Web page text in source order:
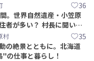
36
。世界自然遺産・小笠原
者が多い？ 村長に聞いて
村 35
の絶景とともに。北海道
の仕事と暮らし！